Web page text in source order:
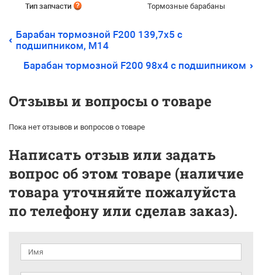
Тип запчасти Тормозные барабаны
Барабан тормозной F200 139,7х5 с
подшипником, М14
Барабан тормозной F200 98х4 с подшипником
Отзывы и вопросы о товаре
Пока нет отзывов и вопросов о товаре
Написать отзыв или задать
вопрос об этом товаре (наличие
товара уточняйте пожалуйста
по телефону или сделав заказ).